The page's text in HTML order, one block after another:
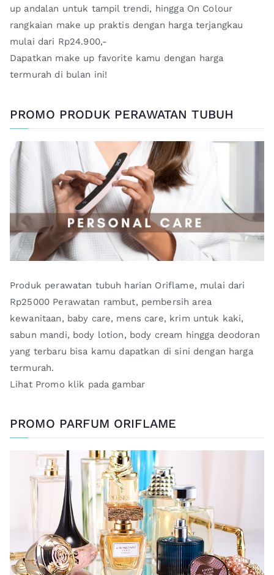
up andalan untuk tampil trendi, hingga On Colour
rangkaian make up praktis dengan harga terjangkau
mulai dari Rp24.900,-
Dapatkan make up favorite kamu dengan harga
termurah di bulan ini!
PROMO PRODUK PERAWATAN TUBUH
Produk perawatan tubuh harian Oriflame, mulai dari
Rp25000 Perawatan rambut, pembersih area
kewanitaan, baby care, mens care, krim untuk kaki,
sabun mandi, body lotion, body cream hingga deodoran
yang terbaru bisa kamu dapatkan di sini dengan harga
termurah.
Lihat Promo klik pada gambar
PROMO PARFUM ORIFLAME